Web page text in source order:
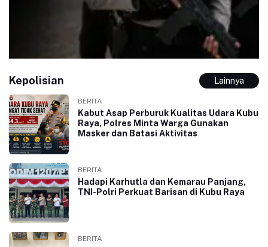
Kepolisian Lainnya
BERITA
Kabut Asap Perburuk Kualitas Udara Kubu
Raya, Polres Minta Warga Gunakan
Masker dan Batasi Aktivitas
BERITA
Hadapi Karhutla dan Kemarau Panjang,
TNI-Polri Perkuat Barisan di Kubu Raya
BERITA